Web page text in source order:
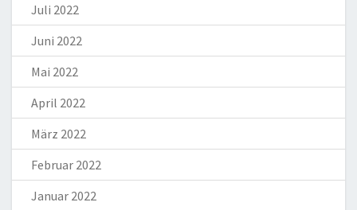
Juli 2022
Juni 2022
Mai 2022
April 2022
März 2022
Februar 2022
Januar 2022